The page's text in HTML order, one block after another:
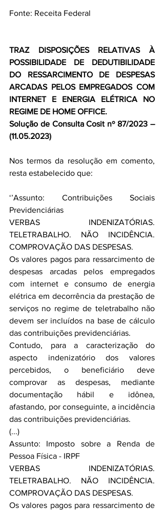
Fonte: Receita Federal
TRAZ DISPOSIÇÕES RELATIVAS À
POSSIBILIDADE DE DEDUTIBILIDADE
DO RESSARCIMENTO DE DESPESAS
ARCADAS PELOS EMPREGADOS COM
INTERNET E ENERGIA ELÉTRICA NO
REGIME DE HOME OFFICE.
Solução de Consulta Cosit nº 87/2023 –
(11.05.2023)
Nos termos da resolução em comento,
resta estabelecido que:
‘’Assunto: Contribuições Sociais
Previdenciárias
VERBAS INDENIZATÓRIAS.
TELETRABALHO. NÃO INCIDÊNCIA.
COMPROVAÇÃO DAS DESPESAS.
Os valores pagos para ressarcimento de
despesas arcadas pelos empregados
com internet e consumo de energia
elétrica em decorrência da prestação de
serviços no regime de teletrabalho não
devem ser incluídos na base de cálculo
das contribuições previdenciárias.
Contudo, para a caracterização do
aspecto indenizatório dos valores
percebidos, o beneficiário deve
comprovar as despesas, mediante
documentação hábil e idônea,
afastando, por conseguinte, a incidência
das contribuições previdenciárias.
(...)
Assunto: Imposto sobre a Renda de
Pessoa Física - IRPF
VERBAS INDENIZATÓRIAS.
TELETRABALHO. NÃO INCIDÊNCIA.
COMPROVAÇÃO DAS DESPESAS.
Os valores pagos para ressarcimento de